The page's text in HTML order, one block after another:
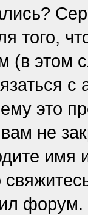
того,
(в этом
это
не
форум.